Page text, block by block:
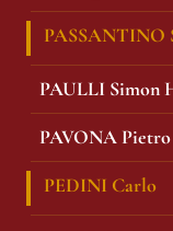
PASSANTINO
PAULLI Simon
PAVONA
PEDINI Carlo